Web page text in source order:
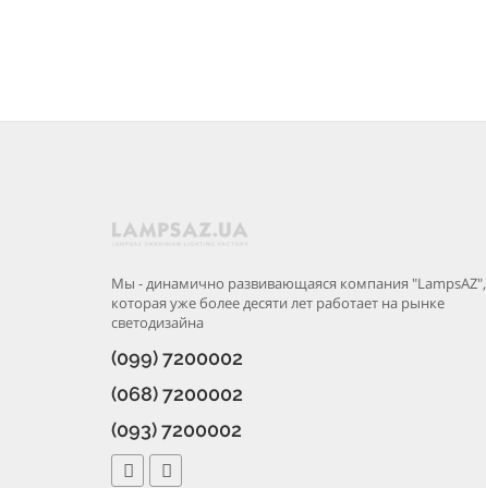
Мы - динамично развивающаяся компания "LampsAZ",
которая уже более десяти лет работает на рынке
светодизайна
(099) 7200002
(068) 7200002
(093) 7200002